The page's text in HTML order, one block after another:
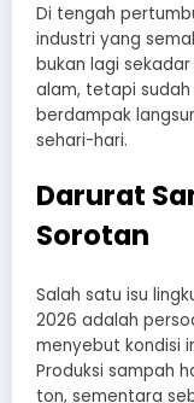
Di tengah
industri yang
bukan lagi
alam, tetapi
berdampak
sehari-hari.
Darurat
Sorotan
Salah satu isu
2026 adalah
menyebut kondisi
Produksi sampah
ton, sementara